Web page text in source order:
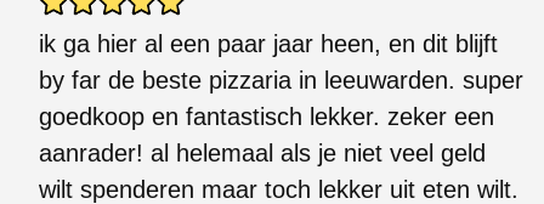
ik ga hier al een paar jaar heen, en dit blijft
by far de beste pizzaria in leeuwarden. super
goedkoop en fantastisch lekker. zeker een
aanrader! al helemaal als je niet veel geld
wilt spenderen maar toch lekker uit eten wilt.